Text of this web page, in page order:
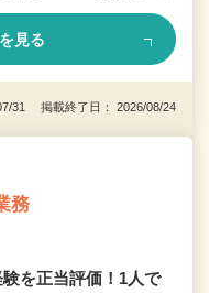
見る
31 掲載終了日： 2026/08/24
務
験を正当評価！1⼈で